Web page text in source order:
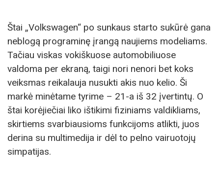
Štai „Volkswagen“ po sunkaus starto sukūrė gana
neblogą programinę įrangą naujiems modeliams.
Tačiau viskas vokiškuose automobiliuose
valdoma per ekraną, taigi nori nenori bet koks
veiksmas reikalauja nusukti akis nuo kelio. Ši
markė minėtame tyrime – 21-a iš 32 įvertintų. O
štai korėjiečiai liko ištikimi fiziniams valdikliams,
skirtiems svarbiausioms funkcijoms atlikti, juos
derina su multimedija ir dėl to pelno vairuotojų
simpatijas.